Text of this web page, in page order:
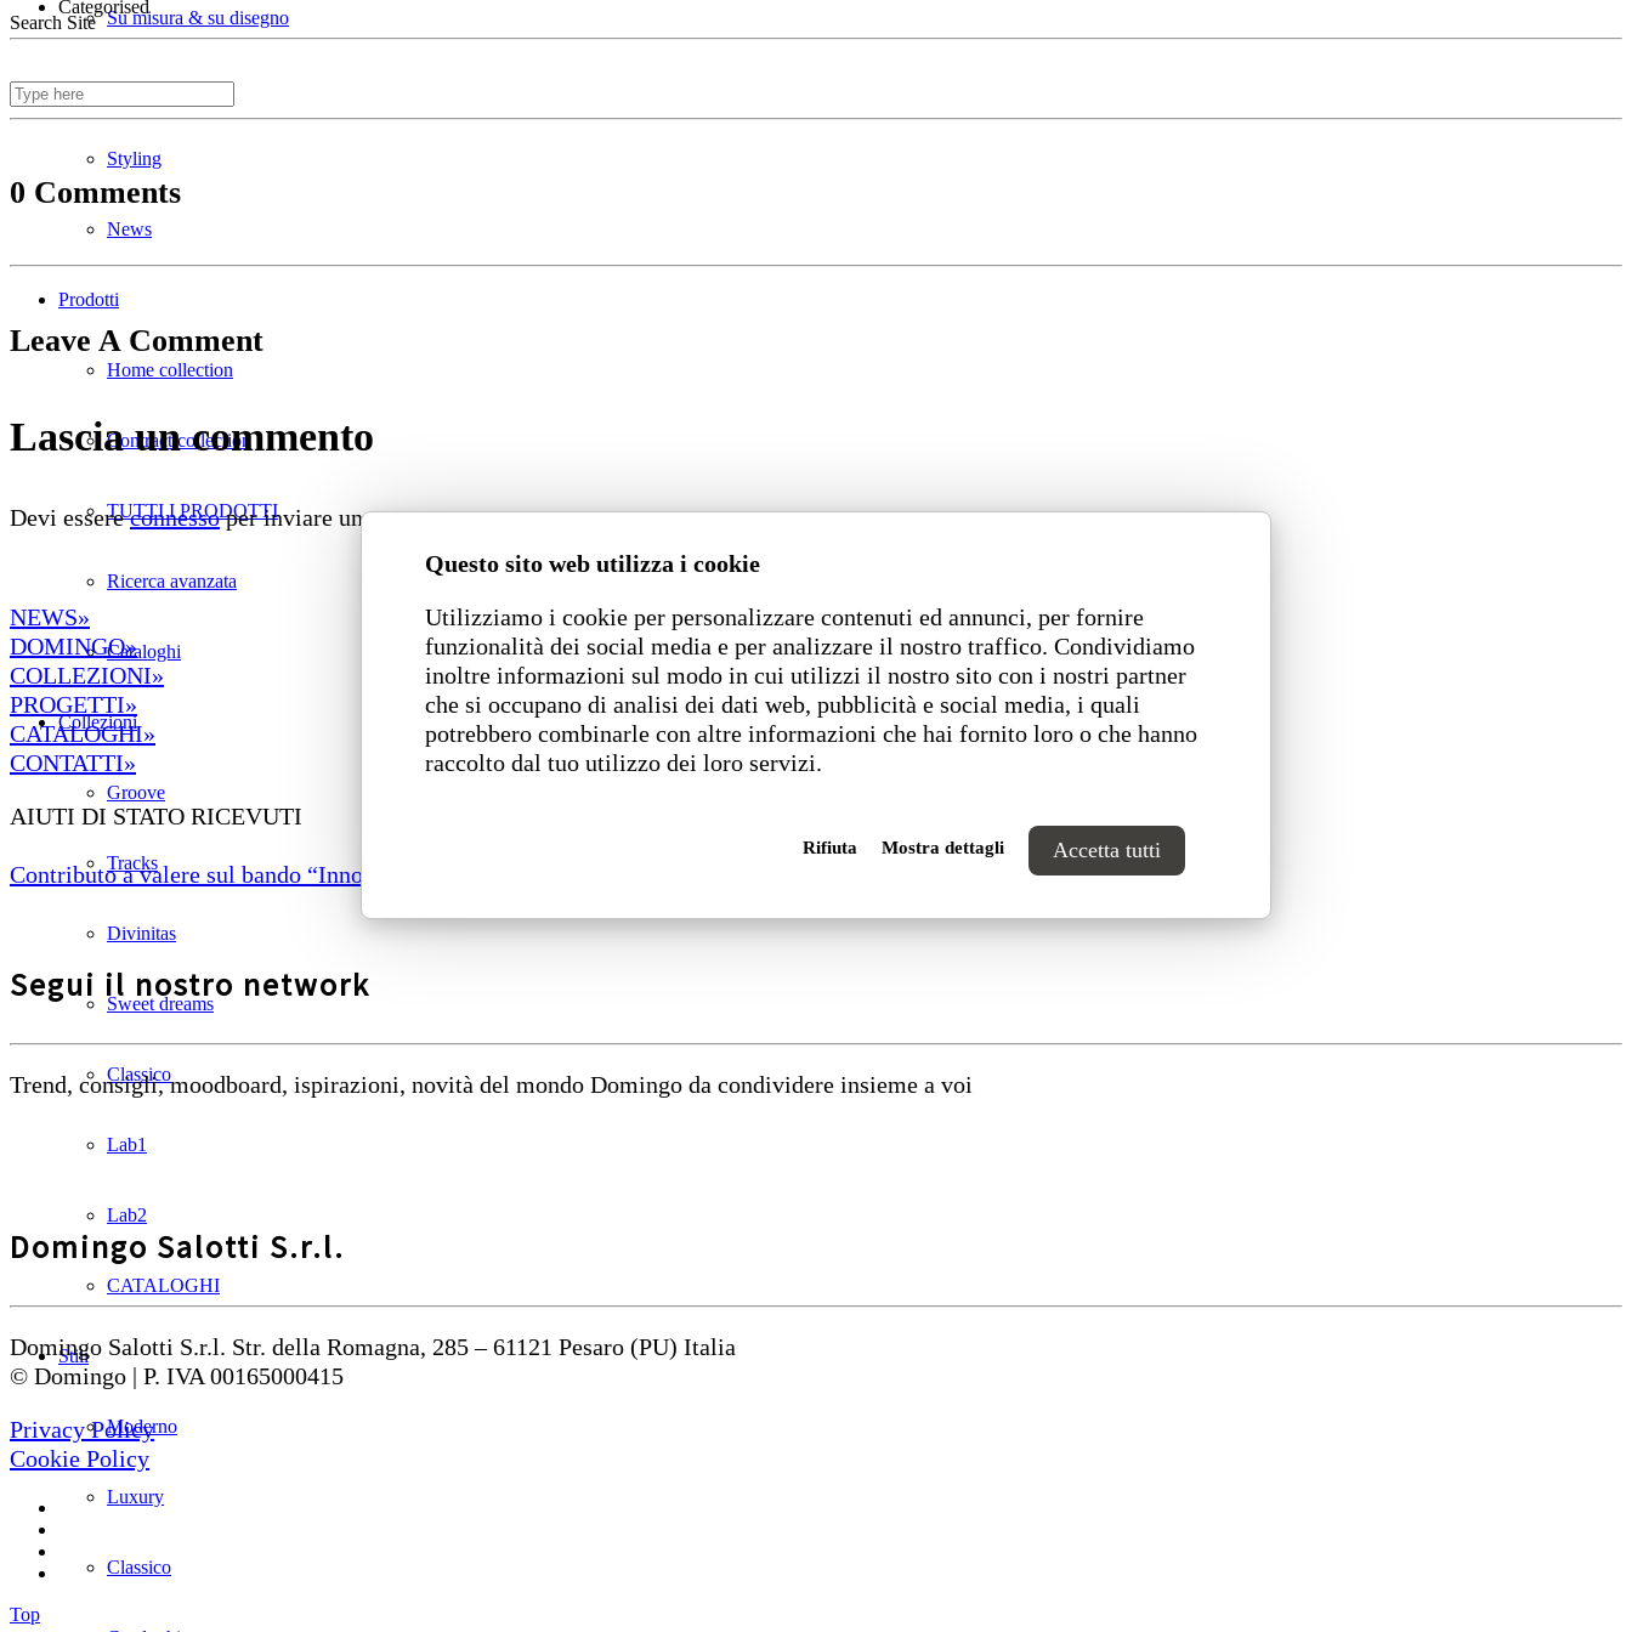
Questo sito web utilizza i cookie
Utilizziamo i cookie per personalizzare contenuti ed annunci, per fornire
funzionalità dei social media e per analizzare il nostro traffico. Condividiamo
inoltre informazioni sul modo in cui utilizzi il nostro sito con i nostri partner
che si occupano di analisi dei dati web, pubblicità e social media, i quali
potrebbero combinarle con altre informazioni che hai fornito loro o che hanno
raccolto dal tuo utilizzo dei loro servizi.
Rifiuta Mostra dettagli Accetta tutti
Su misura & su disegno
Divani ignifughi
Styling
News
Prodotti
Home collection
Contract collection
TUTTI I PRODOTTI
Ricerca avanzata
Cataloghi
Collezioni
Groove
Tracks
Divinitas
Sweet dreams
Classico
Lab1
Lab2
CATALOGHI
Stili
Moderno
Luxury
Classico
Search Site
Categorised
0 Comments
Leave A Comment
Lascia un commento
Devi essereconnessoper inviare un commento.
NEWS»
DOMINGO»
COLLEZIONI»
PROGETTI»
CATALOGHI»
CONTATTI»
AIUTI DI STATO RICEVUTI
Contributo a valere sul bando “Innovazione di prodotto sostenibile e digitale”
Segui il nostro network
Trend, consigli, moodboard, ispirazioni, novità del mondo Domingo da condividere insieme a voi
Domingo Salotti S.r.l.
Domingo Salotti S.r.l. Str. della Romagna, 285 – 61121 Pesaro (PU) Italia
© Domingo | P. IVA 00165000415
Privacy Policy
Cookie Policy
Top